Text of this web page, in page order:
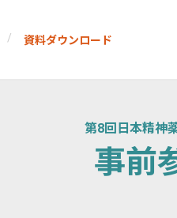
資料ダウンロード
第8回日本精神
事前